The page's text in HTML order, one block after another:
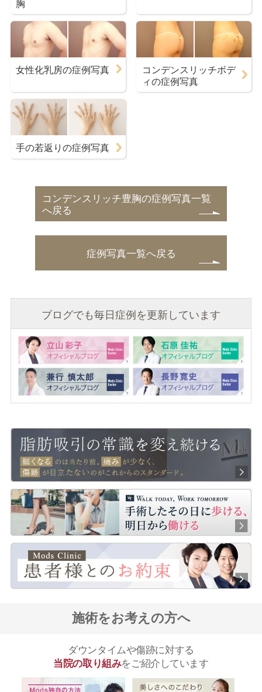
胸
女性化乳房の症例写真
コンデンスリッチボデ
ィの症例写真
手の若返りの症例写真
コンデンスリッチ豊胸の症例写真一覧
へ戻る
症例写真一覧へ戻る
ブログでも毎日症例を更新しています
施術をお考えの方へ
ダウンタイムや傷跡に対する
当院の取り組みをご紹介しています